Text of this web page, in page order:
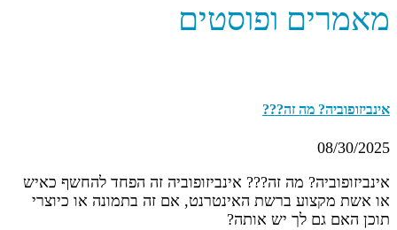
מאמרים ופוסטים
אינביזופוביה? מה זה???
08/30/2025
אינביזופוביה? מה זה??? אינביזופוביה זה הפחד להחשף כאיש
או אשת מקצוע ברשת האינטרנט, אם זה בתמונה או כיוצרי
תוכן האם גם לך יש אותה?